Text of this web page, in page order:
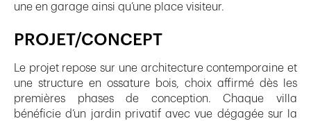
une en garage ainsi qu’une place visiteur.
PROJET/CONCEPT
Le projet repose sur une architecture contemporaine et
une structure en ossature bois, choix affirmé dès les
premières phases de conception. Chaque villa
bénéficie d’un jardin privatif avec vue dégagée sur la